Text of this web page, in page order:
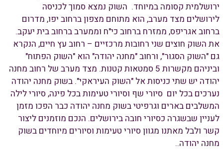
ירושלמית קסומה במיוחד. השוק נמצא סמוך לכניסה
לירושלים מצד מערב, הוא מתוחם מצפון ברחוב יפו, מדרום
ברחוב אגריפס, ממזרח ברחוב כי"ח וממערב ברחוב בית יעקב.
את השוק חוצים שני רחובות מרכזיים – רחוב עץ חיים, הנקרא
גם "השוק הסגור", ורחוב "מחנה יהודה" הוא "השוק הפתוח"
וביניהם מקשרות 5 סמטאות קטנות. מצד מערב של רחוב מחנה
יהודה יש שתי כניסות אל "השוק העיראקי". בשוק מחנה יהודה
נערכים בכל יום סיורי שף וסיורי טעימות בכל פינה, סיורי לילה
המשלבים בארים וגרפיטי בשוק מחנה יהודה כבר הפכו מזמן
לעניין שבשגרה כסיורי חובה בירושלים. הנכם מוזמנים ליצור
קשר ולבל מאתנו מגוון סיורי טעימות וסיורים מיוחדים בשוק
מחנה יהודה..